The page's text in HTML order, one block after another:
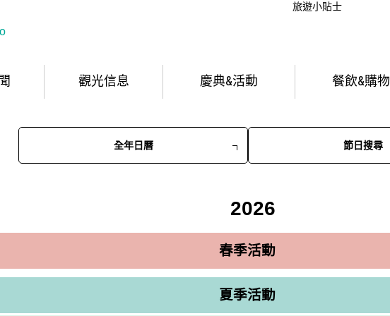
旅遊小貼士
觀光信息 慶典&活動 餐飲&購物
全年日曆 節日搜尋
2026
春季活動
夏季活動